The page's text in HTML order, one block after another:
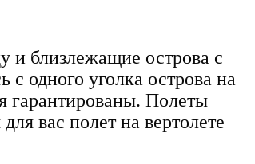
и близлежащие острова с
одного уголка острова на
гарантированы. Полеты
вас полет на вертолете